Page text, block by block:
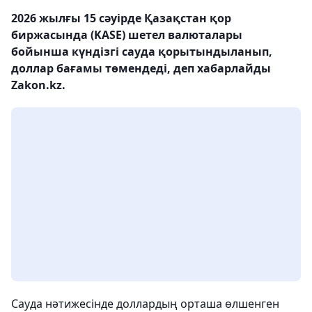
2026 жылғы 15 сәуірде Қазақстан қор
биржасында (KASE) шетел валюталары
бойынша күндізгі сауда қорытындыланып,
доллар бағамы төмендеді, деп хабарлайды
Zakon.kz.
Сауда нәтижесінде доллардың орташа өлшенген